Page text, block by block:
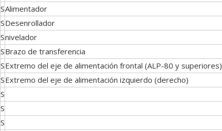
SAlimentador
SDesenrollador
Snivelador
SBrazo de transferencia
SExtremo del eje de alimentación frontal (ALP-80 y superiores)
SExtremo del eje de alimentación izquierdo (derecho)
S
S
S